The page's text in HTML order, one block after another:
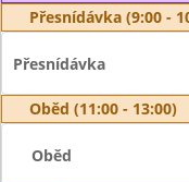
Přesnídávka (9:00 -
Přesnídávka
Oběd (11:00 - 13:00)
Oběd